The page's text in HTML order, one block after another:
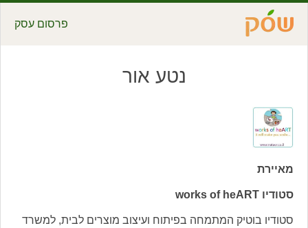
פרסום עסק
נטע אור
מאיירת
סטודיו works of heART
סטודיו בוטיק המתמחה בפיתוח ועיצוב מוצרים לבית, למשרד